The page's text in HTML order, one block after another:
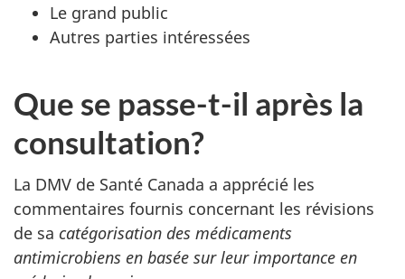
Le grand public
Autres parties intéressées
Que se passe-t-il après la
consultation?
La DMV de Santé Canada a apprécié les
commentaires fournis concernant les révisions
de sa catégorisation des médicaments
antimicrobiens en basée sur leur importance en